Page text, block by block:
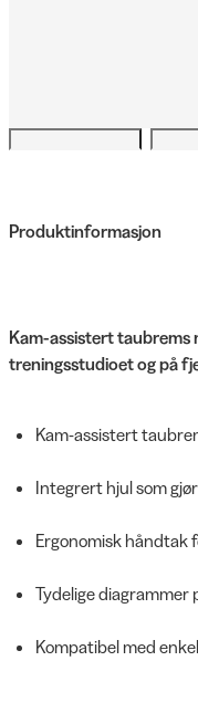
Produktinformasjon
Kam-assistert taubrems
treningsstudioet og på
Kam-assistert
Integrert hjul som
Ergonomisk håndtak
Tydelige
Kompatibel med